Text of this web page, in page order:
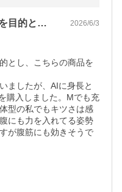
デスクワークで腰の負担軽減を目的とし、… 2026/6/3
とし、こちらの商品を
ましたが、AIに身長と
購入しました。Mでも充
型の私でもキツさは感
にも力を入れてる姿勢
が腹筋にも効きそうで